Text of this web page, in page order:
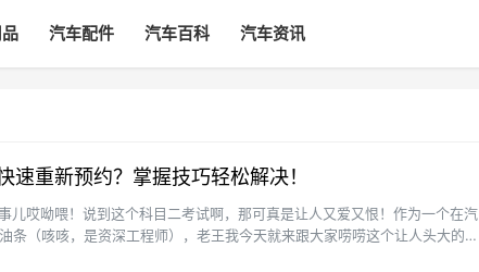
汽车配件 汽车百科 汽车资讯
速重新预约？掌握技巧轻松解决！
儿哎呦喂！说到这个科目二考试啊，那可真是让人又爱又恨！作为一个在汽
条（咳咳，是资深工程师），老王我今天就来跟大家唠唠这个让人头大的科
说最近很多小伙···